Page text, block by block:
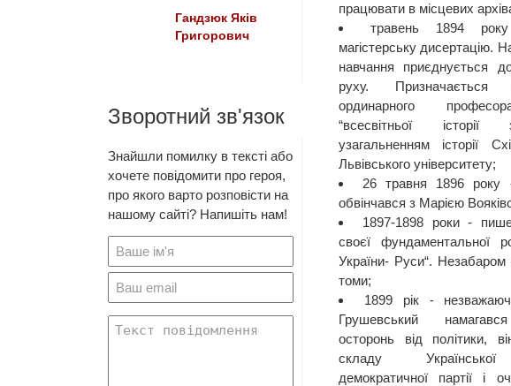
працювати в місцевих
травень 1894
магістерську дисертацію.
навчання приєднується
руху.
ординарного
“всесвітньої
узагальненням історії
Львівського університету;
26 травня 1896
обвінчався з Марією
1897-1898 роки -
своєї фундаментальної
України- Руси“.
томи;
1899 рік -
Грушевський
осторонь від політики,
складу
демократичної партії і
Гандзюк Яків
Григорович
Зворотний зв'язок
Знайшли помилку в тексті або
хочете повідомити про героя,
про якого варто розповісти на
нашому сайті? Напишіть нам!